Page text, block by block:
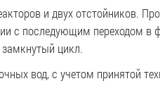
и двух отстойников.
с последующим переходом в
цикл.
вод, с учетом принятой